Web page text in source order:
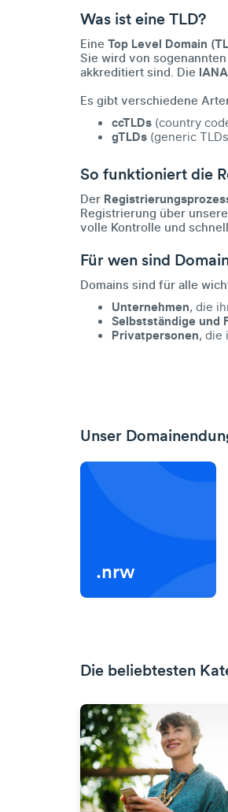
Was ist eine TLD?
Eine Top Level Domain
Sie wird von sogenannten
akkreditiert sind. Die IANA
Es gibt verschiedene
ccTLDs (country
gTLDs (generic
So funktioniert die
Der
Registrierung über
volle Kontrolle und
Für wen sind
Domains sind für alle
Unternehmen, die
Selbstständige und
Privatpersonen, die
Unser
.nrw
Die beliebtesten